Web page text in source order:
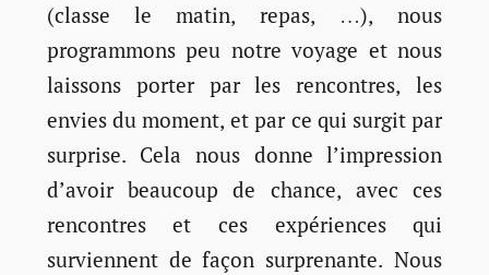
(classe le matin, repas, …), nous
programmons peu notre voyage et nous
laissons porter par les rencontres, les
envies du moment, et par ce qui surgit par
surprise. Cela nous donne l’impression
d’avoir beaucoup de chance, avec ces
rencontres et ces expériences qui
surviennent de façon surprenante. Nous